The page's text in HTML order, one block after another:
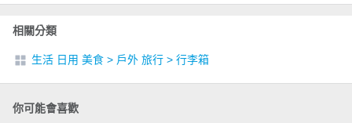
相關分類
生活 日用 美食 > 戶外 旅行 > 行李箱
你可能會喜歡